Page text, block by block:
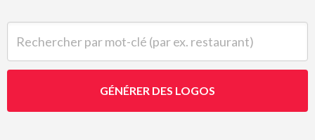
GÉNÉRER DES LOGOS